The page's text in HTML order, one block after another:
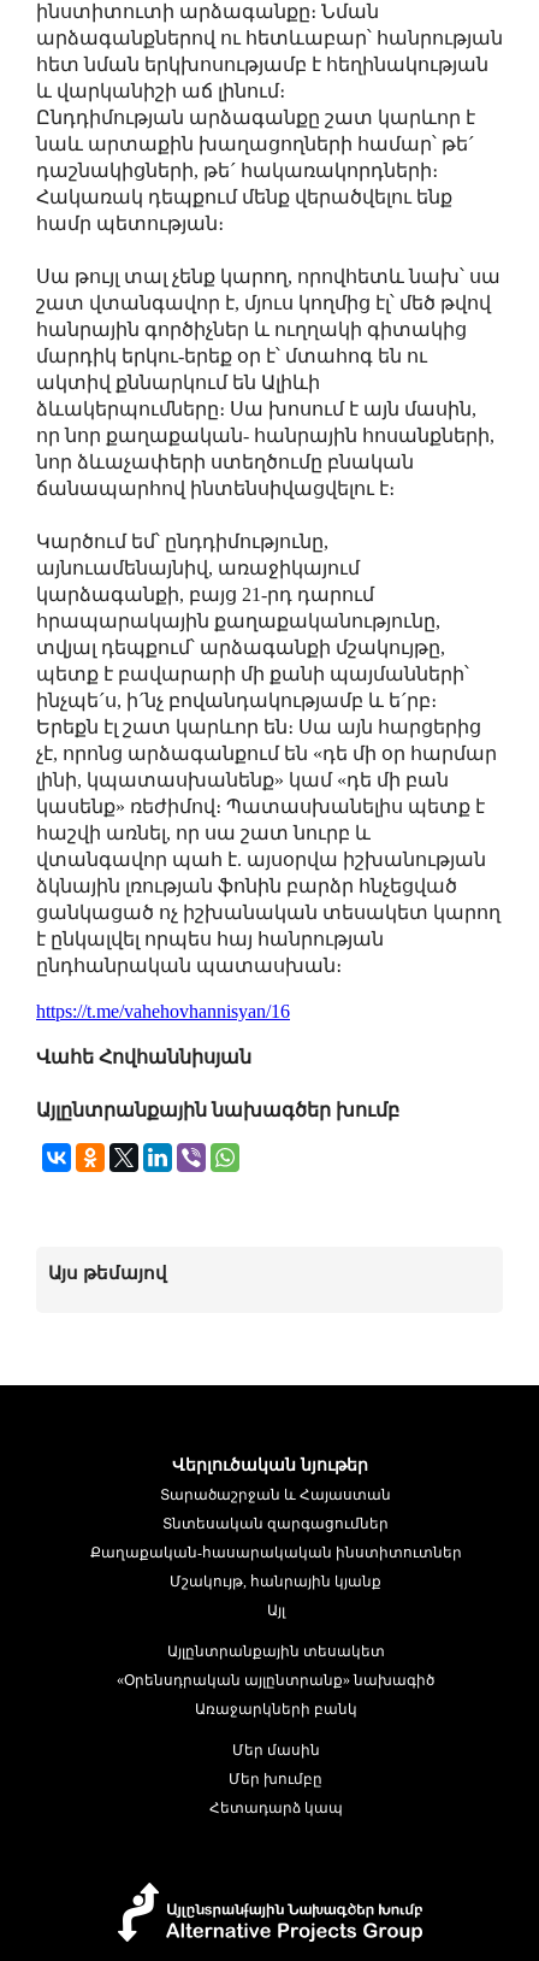
ինստիտուտի արձագանքը։ Նման
արձագանքներով ու հետևաբար՝ հանրության
հետ նման երկխոսությամբ է հեղինակության
և վարկանիշի աճ լինում։
Ընդդիմության արձագանքը շատ կարևոր է
նաև արտաքին խաղացողների համար՝ թե´
դաշնակիցների, թե´ հակառակորդների։
Հակառակ դեպքում մենք վերածվելու ենք
համր պետության։
Սա թույլ տալ չենք կարող, որովհետև նախ՝ սա
շատ վտանգավոր է, մյուս կողմից էլ՝ մեծ թվով
հանրային գործիչներ և ուղղակի գիտակից
մարդիկ երկու-երեք օր է՝ մտահոգ են ու
ակտիվ քննարկում են Ալիևի
ձևակերպումները։ Սա խոսում է այն մասին,
որ նոր քաղաքական- հանրային հոսանքների,
նոր ձևաչափերի ստեղծումը բնական
ճանապարհով ինտենսիվացվելու է։
Կարծում եմ՝ ընդդիմությունը,
այնուամենայնիվ, առաջիկայում
կարձագանքի, բայց 21-րդ դարում
հրապարակային քաղաքականությունը,
տվյալ դեպքում՝ արձագանքի մշակույթը,
պետք է բավարարի մի քանի պայմանների՝
ինչպե´ս, ի´նչ բովանդակությամբ և ե´րբ։
Երեքն էլ շատ կարևոր են։ Սա այն հարցերից
չէ, որոնց արձագանքում են «դե մի օր հարմար
լինի, կպատասխանենք» կամ «դե մի բան
կասենք» ռեժիմով։ Պատասխանելիս պետք է
հաշվի առնել, որ սա շատ նուրբ և
վտանգավոր պահ է. այսօրվա իշխանության
ձկնային լռության ֆոնին բարձր հնչեցված
ցանկացած ոչ իշխանական տեսակետ կարող
է ընկալվել որպես հայ հանրության
ընդհանրական պատասխան։
https://t.me/vahehovhannisyan/16
Վահե Հովհաննիսյան
Այլընտրանքային նախագծեր խումբ
Այս թեմայով
Վերլուծական նյութեր
Տարածաշրջան և Հայաստան
Տնտեսական զարգացումներ
Քաղաքական-հասարակական ինստիտուտներ
Մշակույթ, հանրային կյանք
Այլ
Այլընտրանքային տեսակետ
«Օրենսդրական այլընտրանք» նախագիծ
Առաջարկների բանկ
Մեր մասին
Մեր խումբը
Հետադարձ կապ